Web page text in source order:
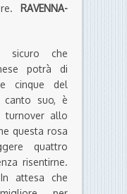
RAVENNA-
sicuro che
potrà di
cinque del
canto suo, è
turnover allo
questa rosa
quattro
risentirne.
attesa che